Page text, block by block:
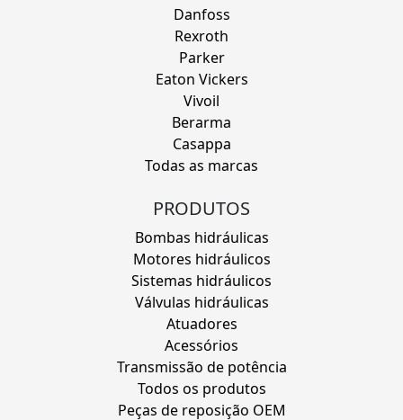
Danfoss
Rexroth
Parker
Eaton Vickers
Vivoil
Berarma
Casappa
Todas as marcas
PRODUTOS
Bombas hidráulicas
Motores hidráulicos
Sistemas hidráulicos
Válvulas hidráulicas
Atuadores
Acessórios
Transmissão de potência
Todos os produtos
Peças de reposição OEM